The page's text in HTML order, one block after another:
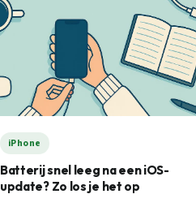
iPhone
Batterij snel leeg na een iOS-
update? Zo los je het op